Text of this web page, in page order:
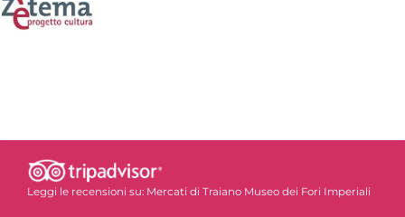
Leggi le recensioni su: Mercati di Traiano Museo dei Fori Imperiali